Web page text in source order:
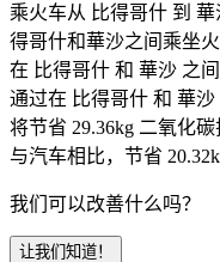
乘火车从 比得哥什 到
得哥什和華沙之间乘坐
在 比得哥什 和 華沙 之
通过在 比得哥什 和 華
将节省 29.36kg 二氧化
与汽车相比，节省
我们可以改善什么吗？
让我们知道！